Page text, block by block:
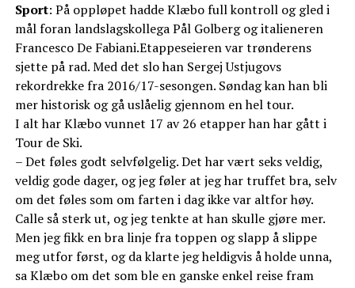
Sport: På oppløpet hadde Klæbo full kontroll og gled i
mål foran landslagskollega Pål Golberg og italieneren
Francesco De Fabiani.Etappeseieren var trønderens
sjette på rad. Med det slo han Sergej Ustjugovs
rekordrekke fra 2016/17-sesongen. Søndag kan han bli
mer historisk og gå uslåelig gjennom en hel tour.
I alt har Klæbo vunnet 17 av 26 etapper han har gått i
Tour de Ski.
– Det føles godt selvfølgelig. Det har vært seks veldig,
veldig gode dager, og jeg føler at jeg har truffet bra, selv
om det føles som om farten i dag ikke var altfor høy.
Calle så sterk ut, og jeg tenkte at han skulle gjøre mer.
Men jeg fikk en bra linje fra toppen og slapp å slippe
meg utfor først, og da klarte jeg heldigvis å holde unna,
sa Klæbo om det som ble en ganske enkel reise fram